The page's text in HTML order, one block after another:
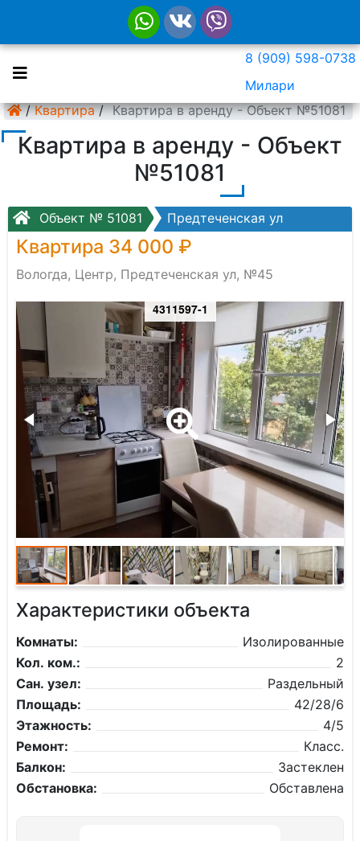
8 (909) 598-0738
Милари
/ Квартира / Квартира в аренду - Объект №51081
Квартира в аренду - Объект
№51081
Объект № 51081 Предтеченская ул
Квартира 34 000 ₽
Вологда, Центр, Предтеченская ул, №45
4311597-1
Характеристики объекта
Комнаты:
Изолированные
Кол. ком.:
2
Сан. узел:
Раздельный
Площадь:
42/28/6
Этажность:
4/5
Ремонт:
Класс.
Балкон:
Застеклен
Обстановка:
Обставлена